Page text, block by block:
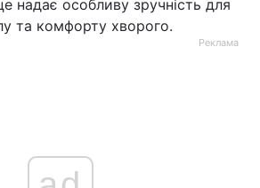
надає особливу зручність для
та комфорту хворого.
Реклама